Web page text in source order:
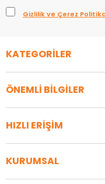
Gizlilik ve Çerez
KATEGORİLER
ÖNEMLİ BİLGİLER
HIZLI ERİŞİM
KURUMSAL